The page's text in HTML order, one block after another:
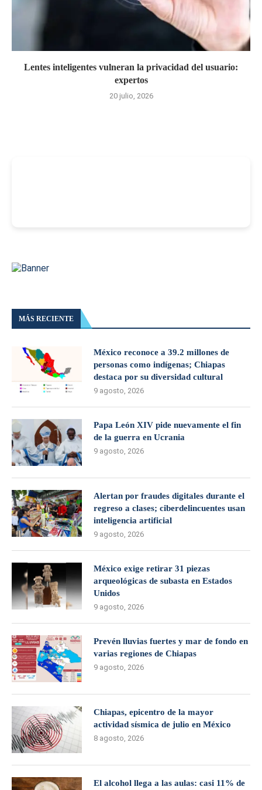
Lentes inteligentes vulneran la privacidad del usuario:
expertos
20 julio, 2026
MÁS RECIENTE
México reconoce a 39.2 millones de
personas como indígenas; Chiapas
destaca por su diversidad cultural
9 agosto, 2026
Papa León XIV pide nuevamente el fin
de la guerra en Ucrania
9 agosto, 2026
Alertan por fraudes digitales durante el
regreso a clases; ciberdelincuentes usan
inteligencia artificial
9 agosto, 2026
México exige retirar 31 piezas
arqueológicas de subasta en Estados
Unidos
9 agosto, 2026
Prevén lluvias fuertes y mar de fondo en
varias regiones de Chiapas
9 agosto, 2026
Chiapas, epicentro de la mayor
actividad sísmica de julio en México
8 agosto, 2026
El alcohol llega a las aulas: casi 11% de